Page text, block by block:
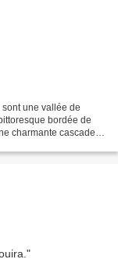
une vallée de
bordée de
charmante cascade.